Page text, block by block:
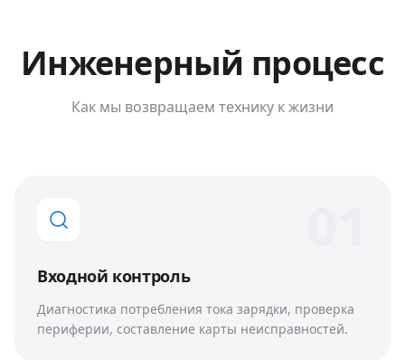
Инженерный процесс
Как мы возвращаем технику к жизни
Входной контроль
Диагностика потребления тока зарядки, проверка
периферии, составление карты неисправностей.